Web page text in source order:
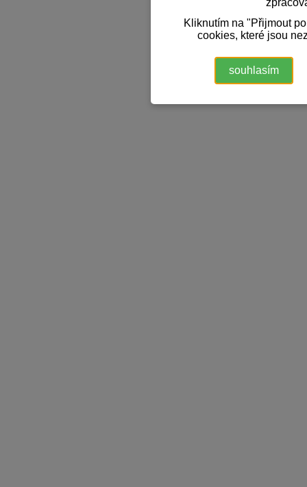
Kliknutím na "Přijmout
cookies, které jsou
souhlasím